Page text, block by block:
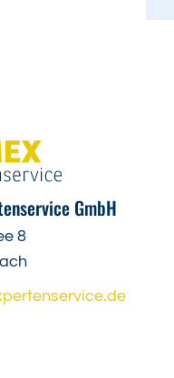
GmbH
8